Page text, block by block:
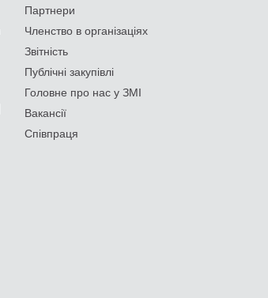
Партнери
Членство в організаціях
Звітність
Публічні закупівлі
Головне про нас у ЗМІ
Вакансії
Співпраця